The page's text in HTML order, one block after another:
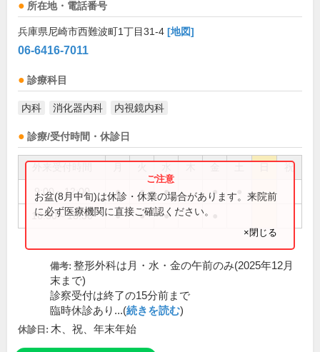
所在地・電話番号
兵庫県尼崎市西難波町1丁目31-4 [地図]
06-6416-7011
診療科目
内科 消化器内科 内視鏡内科
診療/受付時間・休診日
祝
9:00～12:00 ● ● ● ●
16:30～18:30 ● ● ●
お盆(8月中旬)は休診・休業の場合があります。来院前
に必ず医療機関に直接ご確認ください。
×閉じる
備考: 整形外科は月・水・金の午前のみ(2025年12月
末まで)
診察受付は終了の15分前まで
臨時休診あり...(続きを読む)
休診日: 木、祝、年末年始